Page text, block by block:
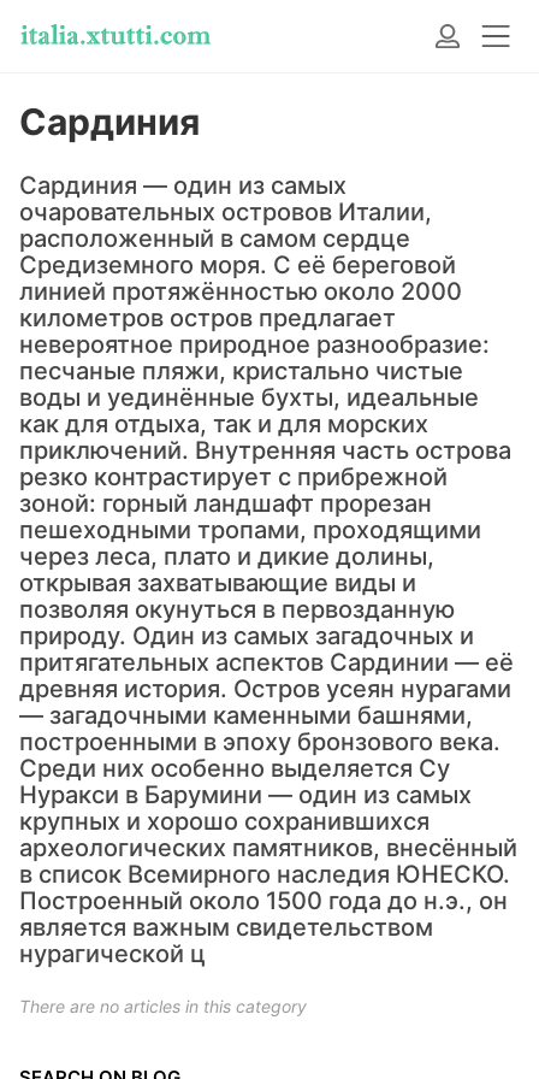
Сардиния
Сардиния — один из самых
очаровательных островов Италии,
расположенный в самом сердце
Средиземного моря. С её береговой
линией протяжённостью около 2000
километров остров предлагает
невероятное природное разнообразие:
песчаные пляжи, кристально чистые
воды и уединённые бухты, идеальные
как для отдыха, так и для морских
приключений. Внутренняя часть острова
резко контрастирует с прибрежной
зоной: горный ландшафт прорезан
пешеходными тропами, проходящими
через леса, плато и дикие долины,
открывая захватывающие виды и
позволяя окунуться в первозданную
природу. Один из самых загадочных и
притягательных аспектов Сардинии — её
древняя история. Остров усеян нурагами
— загадочными каменными башнями,
построенными в эпоху бронзового века.
Среди них особенно выделяется Су
Нуракси в Барумини — один из самых
крупных и хорошо сохранившихся
археологических памятников, внесённый
в список Всемирного наследия ЮНЕСКО.
Построенный около 1500 года до н.э., он
является важным свидетельством
нурагической ц
There are no articles in this category